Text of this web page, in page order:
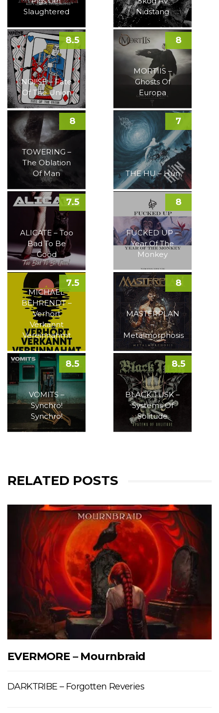
Slaughtered
Nidstang
NOI!SE – Fate
Of The Union
8.5
MORTIIS –
Ghosts Of
Europa
8
TOWERING –
The Oblation
Of Man
8
THE HU – Hun
7
ALICATE – Too
Bad To Be
Good
7.5
FUCKED UP –
Year Of The
Monkey
8
MICHAEL
BEHRENDT –
Verhört
Verkannt
Vereinnahmt
7.5
MASTERPLAN
–
Metalmorphosis
8
VOMITS –
Synchro!
Synchro!
8.5
BLACK TUSK –
Systems Of
Solitude
8.5
RELATED POSTS
EVERMORE – Mournbraid
DARKTRIBE – Forgotten Reveries